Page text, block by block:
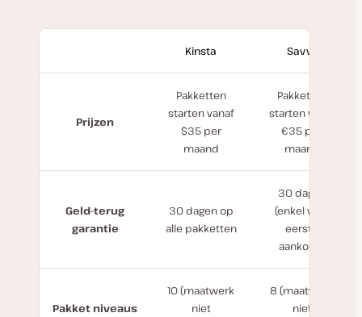
Kinsta Savvii
Prijzen
Pakketten
starten vanaf
$35 per
maand
Pakketten
starten vanaf
€35 per
maand
Geld-terug
garantie
30 dagen op
alle pakketten
30 dagen
(enkel voor
eerste
aankoop)
Pakket niveaus
10 (maatwerk
niet
8 (maatwerk
niet